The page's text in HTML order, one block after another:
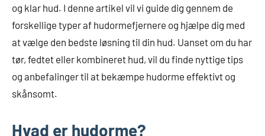
og klar hud. I denne artikel vil vi guide dig gennem de
forskellige typer af hudormefjernere og hjælpe dig med
at vælge den bedste løsning til din hud. Uanset om du har
tør, fedtet eller kombineret hud, vil du finde nyttige tips
og anbefalinger til at bekæmpe hudorme effektivt og
skånsomt.
Hvad er hudorme?